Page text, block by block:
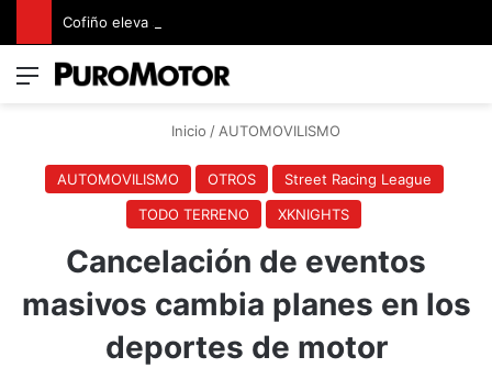
Menú
Inicio / AUTOMOVILISMO
AUTOMOVILISMO OTROS
Street Racing League
TODO TERRENO
XKNIGHTS
Cancelación de eventos
masivos cambia planes en los
deportes de motor